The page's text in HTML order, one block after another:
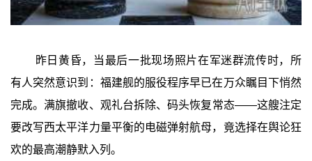
昨日黄昏，当最后一批现场照片在军迷群流传时，所
有人突然意识到：福建舰的服役程序早已在万众瞩目下悄然
完成。满旗撤收、观礼台拆除、码头恢复常态——这艘注定
要改写西太平洋力量平衡的电磁弹射航母，竟选择在舆论狂
欢的最高潮静默入列。